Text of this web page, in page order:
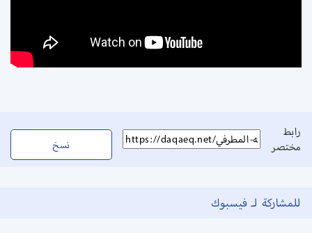
رابط
مختصر
نسخ
للمشاركة لـ فيسبوك